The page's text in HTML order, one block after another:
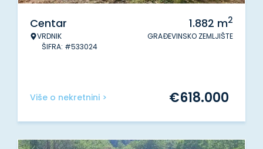
Centar
VRDNIK
ŠIFRA: #533024
1.882 m2
GRAĐEVINSKO ZEMLJIŠTE
Više o nekretnini > €618.000